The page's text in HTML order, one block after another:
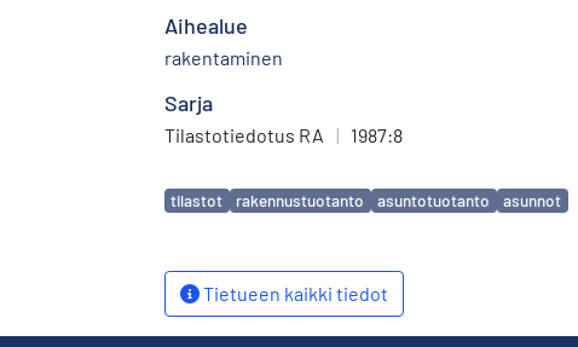
Aihealue
rakentaminen
Sarja
Tilastotiedotus RA | 1987:8
Avainsanat
tilastot rakennustuotanto asuntotuotanto asunnot
Tietueen kaikki tiedot